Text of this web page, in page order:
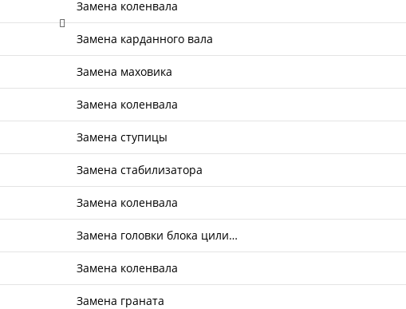
Замена коленвала
Замена карданного вала
Замена маховика
Замена коленвала
Замена ступицы
Замена стабилизатора
Замена коленвала
Замена головки блока цили…
Замена коленвала
Замена граната